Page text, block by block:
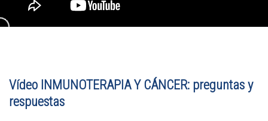
Vídeo INMUNOTERAPIA Y CÁNCER: preguntas y
respuestas